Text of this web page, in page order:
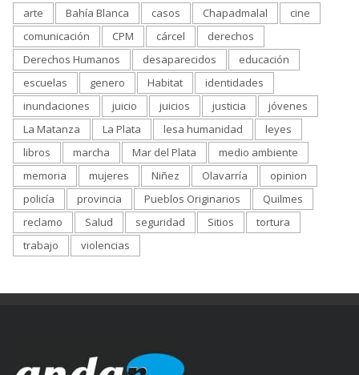
arte Bahía Blanca casos Chapadmalal
cine
comunicación
CPM cárcel
derechos
Derechos Humanos
desaparecidos
educación
escuelas
genero Habitat
identidades
inundaciones
juicio juicios justicia
jóvenes
La Matanza
La Plata lesa humanidad
leyes
libros
marcha Mar del Plata
medio ambiente
memoria
mujeres Niñez Olavarría
opinion
policía
provincia Pueblos Originarios
Quilmes
reclamo
Salud seguridad Sitios
tortura
trabajo
violencias